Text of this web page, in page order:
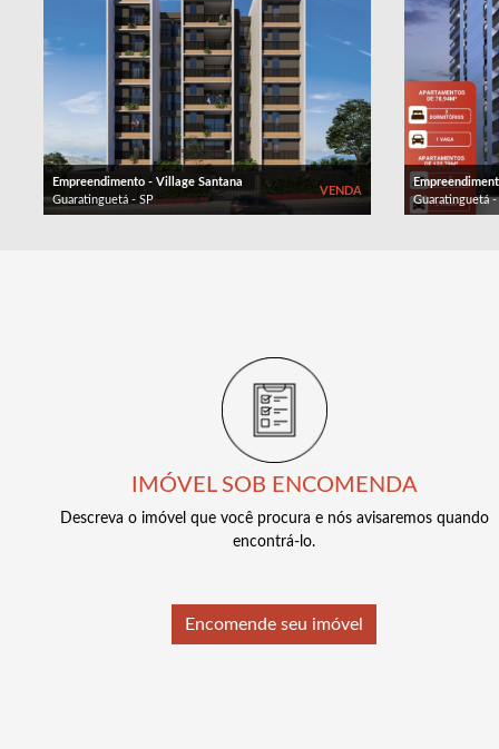
Empreendimento - Village Santana
Guaratinguetá - SP
VENDA
Guaratinguetá -
IMÓVEL SOB ENCOMENDA
Descreva o imóvel que você procura e nós avisaremos quando
encontrá-lo.
Encomende seu imóvel